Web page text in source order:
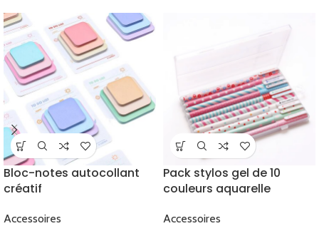
Bloc-notes autocollant
créatif
Accessoires
Pack stylos gel de 10
couleurs aquarelle
Accessoires